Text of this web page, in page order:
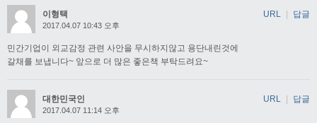
이형택
2017.04.07 10:43 오후
민간기업이 외교감정 관련 사안을 무시하지않고 용단내린것에
갈채를 보냅니다~ 앞으로 더 많은 좋은책 부탁드려요~
URL 답글
대한민국인
2017.04.07 11:14 오후
URL 답글